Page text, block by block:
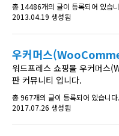
총 14486개의 글이 등록되어 있습
2013.04.19 생성됨
우커머스
워드프레스 쇼핑몰 우커머
판 커뮤니티 입니다.
총 967개의 글이 등록되어 있습니다.
2017.07.26 생성됨